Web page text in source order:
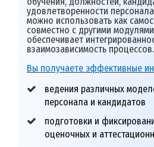
удовлетворенности
можно использовать как
совместно с другими модулями
обеспечивает
взаимозависимость процессов.
Вы получаете эффективные
ведения различных
персонала и кандидатов
подготовки и
оценочных и